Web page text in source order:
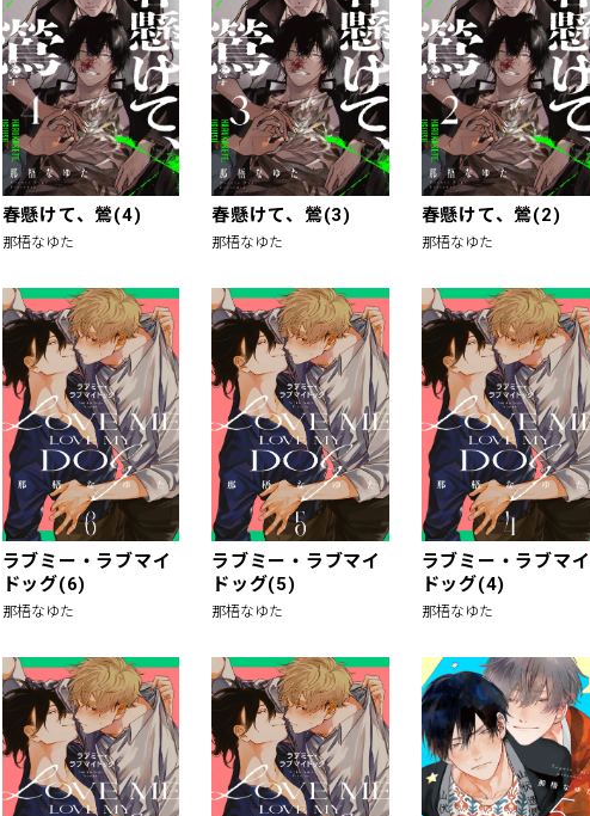
春懸けて、鶯(4)
那梧なゆた
春懸けて、鶯(3)
那梧なゆた
春懸けて、鶯(2)
那梧なゆた
ラブミー・ラブマイ
ドッグ(6)
那梧なゆた
ラブミー・ラブマイ
ドッグ(5)
那梧なゆた
ラブミー・ラブマイ
ドッグ(4)
那梧なゆた